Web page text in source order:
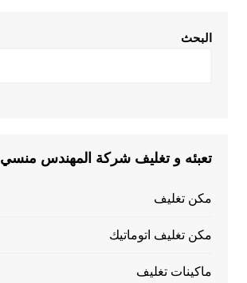
البحث
تعبئه و تغليف شركة المهندس منسي
مكن تغليف
مكن تغليف اتوماتيك
ماكينات تغليف